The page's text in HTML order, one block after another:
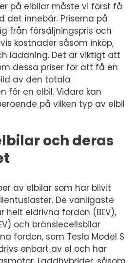
på elbilar måste vi först få
det innebär. Priserna på
från försäljningspris och
kostnader såsom inköp,
laddning. Det är viktigt att
dessa priser för att få en
av den totala
för en elbil. Vidare kan
på vilken typ av elbil
och deras
av elbilar som har blivit
De vanligaste
helt eldrivna fordon (BEV),
och bränslecellsbilar
fordon, som Tesla Model S
enbart av el och har